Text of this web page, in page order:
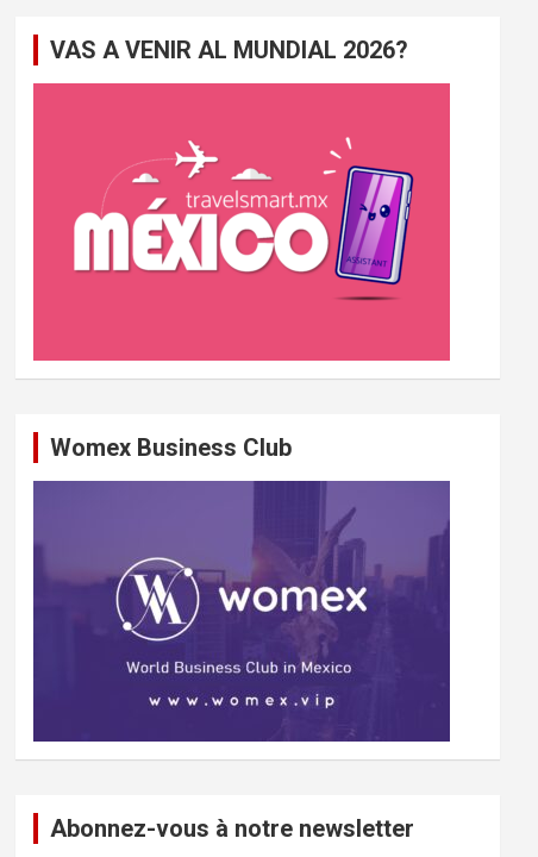
c
VAS A VENIR AL MUNDIAL 2026?
Womex Business Club
Abonnez-vous à notre newsletter